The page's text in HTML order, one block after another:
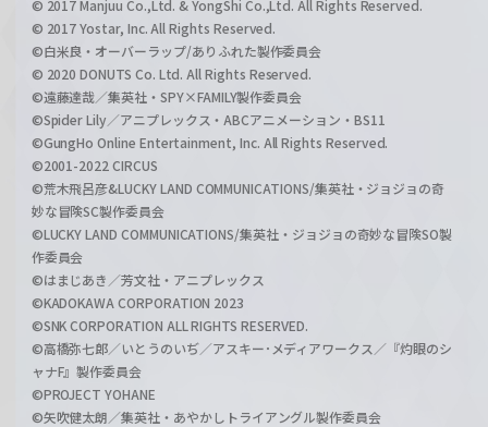
© 2017 Manjuu Co.,Ltd. & YongShi Co.,Ltd. All Rights Reserved.
© 2017 Yostar, Inc. All Rights Reserved.
©白米良・オーバーラップ/ありふれた製作委員会
© 2020 DONUTS Co. Ltd. All Rights Reserved.
©遠藤達哉／集英社・SPY×FAMILY製作委員会
©Spider Lily／アニプレックス・ABCアニメーション・BS11
©GungHo Online Entertainment, Inc. All Rights Reserved.
©2001-2022 CIRCUS
©荒木飛呂彦&LUCKY LAND COMMUNICATIONS/集英社・ジョジョの奇
妙な冒険SC製作委員会
©LUCKY LAND COMMUNICATIONS/集英社・ジョジョの奇妙な冒険SO製
作委員会
©はまじあき／芳文社・アニプレックス
©KADOKAWA CORPORATION 2023
©SNK CORPORATION ALL RIGHTS RESERVED.
©高橋弥七郎／いとうのいぢ／アスキー･メディアワークス／『灼眼のシ
ャナF』製作委員会
©PROJECT YOHANE
©矢吹健太朗／集英社・あやかしトライアングル製作委員会